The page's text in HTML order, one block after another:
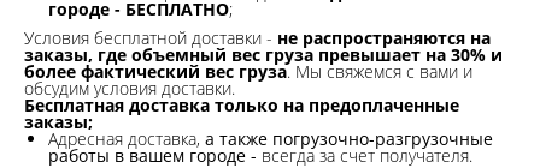
городе - БЕСПЛАТНО;
Условия бесплатной доставки - не распространяются на
заказы, где объемный вес груза превышает на 30% и
более фактический вес груза. Мы свяжемся с вами и
обсудим условия доставки.
Бесплатная доставка только на предоплаченные
заказы;
Адресная доставка, а также погрузочно-разгрузочные
работы в вашем городе - всегда за счет получателя.